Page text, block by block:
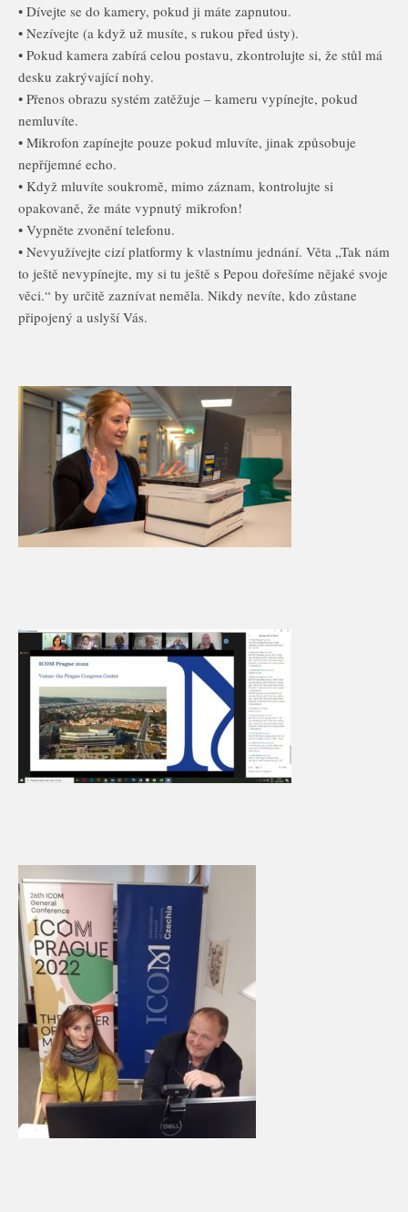
• Dívejte se do kamery, pokud ji máte zapnutou.
• Nezívejte (a když už musíte, s rukou před ústy).
• Pokud kamera zabírá celou postavu, zkontrolujte si, že stůl má
desku zakrývající nohy.
• Přenos obrazu systém zatěžuje – kameru vypínejte, pokud
nemluvíte.
• Mikrofon zapínejte pouze pokud mluvíte, jinak způsobuje
nepříjemné echo.
• Když mluvíte soukromě, mimo záznam, kontrolujte si
opakovaně, že máte vypnutý mikrofon!
• Vypněte zvonění telefonu.
• Nevyužívejte cizí platformy k vlastnímu jednání. Věta „Tak nám
to ještě nevypínejte, my si tu ještě s Pepou dořešíme nějaké svoje
věci.“ by určitě zaznívat neměla. Nikdy nevíte, kdo zůstane
připojený a uslyší Vás.